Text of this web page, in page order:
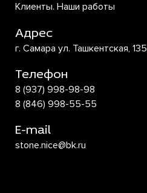
Клиенты. Наши работы
Адрес
г. Самара ул. Ташкентская, 135
Телефон
8 (937) 998-98-98
8 (846) 998-55-55
E-mail
stone.nice@bk.ru